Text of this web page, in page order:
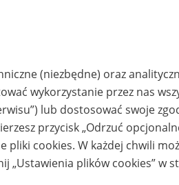
określonych w tzw.
stron internetowych oraz
Oznacza to m.in.:
elementów i funkcji
do potrzeb osób
do komfortowego
(niezbędne) oraz
wykorzystanie przez nas
lub dostosować swoje
przycisk „Odrzuć
pliki cookies. W każdej chwili
„Ustawienia plików cookies” w